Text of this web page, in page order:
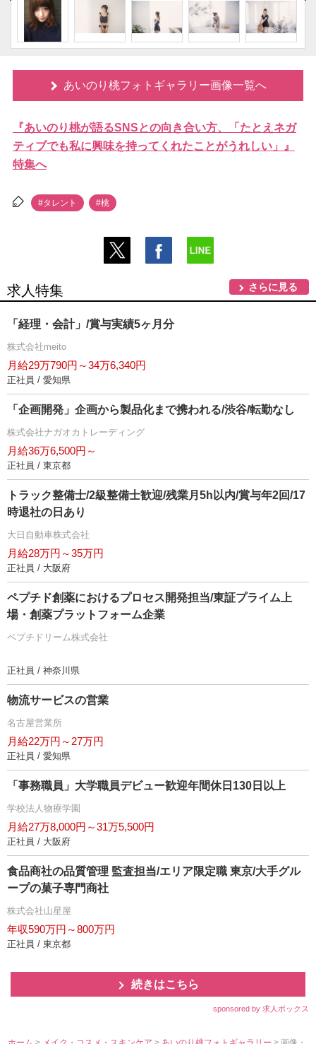
あいのり桃フォトギャラリー画像一覧へ
『あいのり桃が語るSNSとの向き合い方、「たとえネガ
ティブでも私に興味を持ってくれたことがうれしい」』
特集へ
#タレント #桃
求人特集 さらに見る
「経理・会計」/賞与実績5ヶ月分
株式会社meito
月給29万790円～34万6,340円
正社員 / 愛知県
「企画開発」企画から製品化まで携われる/渋谷/転勤なし
株式会社ナガオカトレーディング
月給36万6,500円～
正社員 / 東京都
トラック整備士/2級整備士歓迎/残業月5h以内/賞与年2回/17
時退社の日あり
大日自動車株式会社
月給28万円～35万円
正社員 / 大阪府
ペプチド創薬におけるプロセス開発担当/東証プライム上
場・創薬プラットフォーム企業
ペプチドリーム株式会社
正社員 / 神奈川県
物流サービスの営業
名古屋営業所
月給22万円～27万円
正社員 / 愛知県
「事務職員」大学職員デビュー歓迎年間休日130日以上
学校法人物療学園
月給27万8,000円～31万5,500円
正社員 / 大阪府
食品商社の品質管理 監査担当/エリア限定職 東京/大手グル
ープの菓子専門商社
株式会社山星屋
年収590万円～800万円
正社員 / 東京都
続きはこちら
sponsored by 求人ボックス